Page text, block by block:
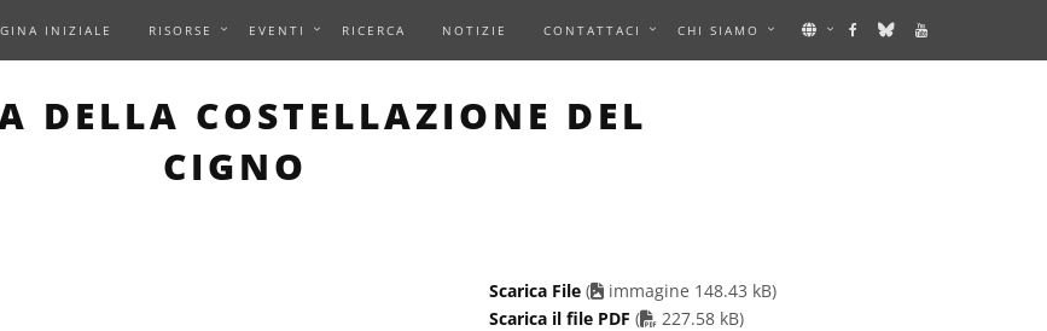
INIZIALE RISORSE EVENTI RICERCA NOTIZIE CONTATTACI CHI SIAMO
DESCRIBES AN IMAGE
DELLA COSTELLAZIONE DEL
CIGNO
Scarica File (
immagine 148.43 kB)
Scarica il file PDF ( PDF file
227.58 kB)